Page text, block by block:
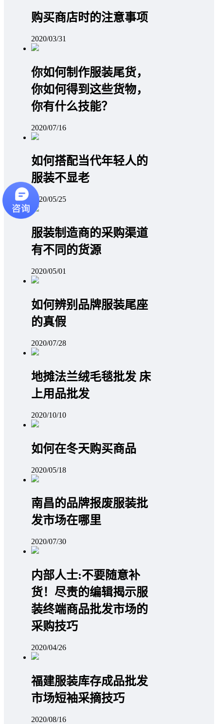
购买商店时的注意事项
2020/03/31
你如何制作服装尾货，
你如何得到这些货物，
你有什么技能？
2020/07/16
如何搭配当代年轻人的
服装不显老
2020/05/25
服装制造商的采购渠道
有不同的货源
2020/05/01
如何辨别品牌服装尾座
的真假
2020/07/28
地摊法兰绒毛毯批发 床
上用品批发
2020/10/10
如何在冬天购买商品
2020/05/18
南昌的品牌报废服装批
发市场在哪里
2020/07/30
内部人士:不要随意补
货！尽责的编辑揭示服
装终端商品批发市场的
采购技巧
2020/04/26
福建服装库存成品批发
市场短袖采摘技巧
2020/08/16